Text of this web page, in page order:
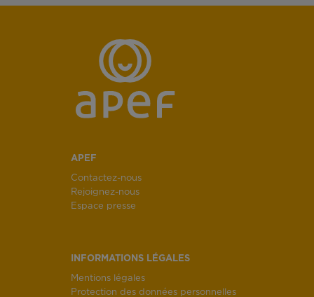
APEF
Contactez-nous
Rejoignez-nous
Espace presse
INFORMATIONS LÉGALES
Mentions légales
Protection des données personnelles